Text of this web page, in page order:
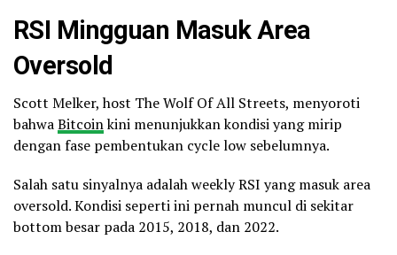
RSI Mingguan Masuk Area
Oversold
Scott Melker, host The Wolf Of All Streets, menyoroti
bahwaBitcoinkini menunjukkan kondisi yang mirip
dengan fase pembentukan cycle low sebelumnya.
Salah satu sinyalnya adalah weekly RSI yang masuk area
oversold. Kondisi seperti ini pernah muncul di sekitar
bottom besar pada 2015, 2018, dan 2022.